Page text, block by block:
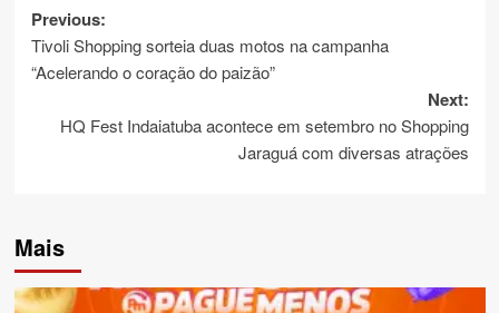
Post
navigation
Previous:
Tivoli Shopping sorteia duas motos na campanha
“Acelerando o coração do paizão”
Next:
HQ Fest Indaiatuba acontece em setembro no Shopping
Jaraguá com diversas atrações
Mais